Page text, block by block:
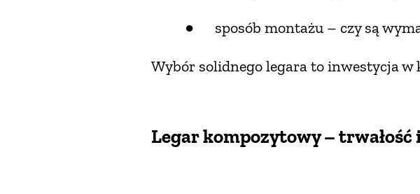
● sposób montażu – czy są
Wybór solidnego legara to inwestycja
Legar kompozytowy – trwałość